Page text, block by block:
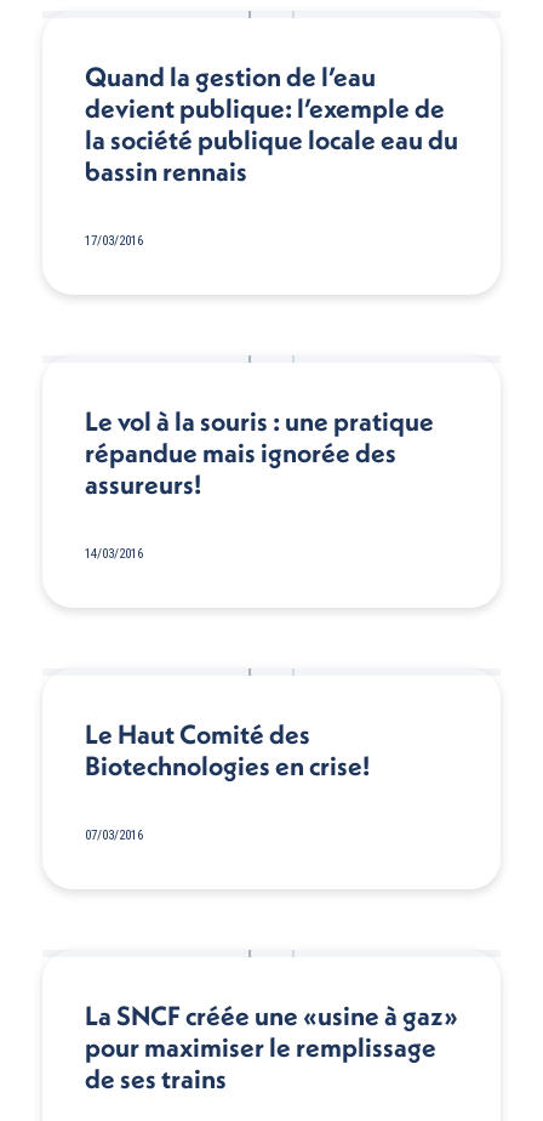
Quand la gestion de l’eau
devient publique: l’exemple de
la société publique locale eau du
bassin rennais
17/03/2016
Le vol à la souris : une pratique
répandue mais ignorée des
assureurs!
14/03/2016
Le Haut Comité des
Biotechnologies en crise!
07/03/2016
La SNCF créée une «usine à gaz»
pour maximiser le remplissage
de ses trains